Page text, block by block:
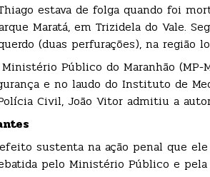
estava de folga quando foi
Maratá, em Trizidela do Vale.
(duas perfurações), na
Público do Maranhão
e no laudo do Instituto de
Civil, João Vitor admitiu a
sustenta na ação penal que
pelo Ministério Público e